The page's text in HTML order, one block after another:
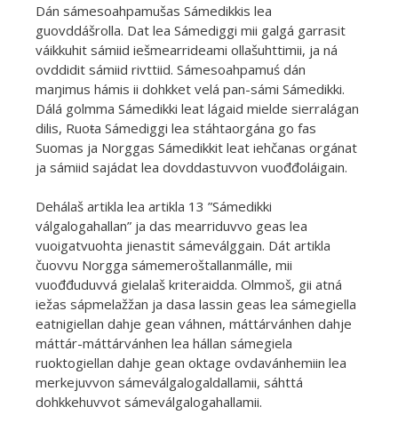
Dán sámesoahpamušas Sámedikkis lea
guovddášrolla. Dat lea Sámediggi mii galgá garrasit
váikkuhit sámiid iešmearrideami ollašuhttimii, ja ná
ovddidit sámiid rivttiid. Sámesoahpamuś dán
maŋimus hámis ii dohkket velá pan-sámi Sámedikki.
Dálá golmma Sámedikki leat lágaid mielde sierralágan
dilis, Ruoŧa Sámediggi lea stáhtaorgána go fas
Suomas ja Norggas Sámedikkit leat iehčanas orgánat
ja sámiid sajádat lea dovddastuvvon vuođđoláigain.
Dehálaš artikla lea artikla 13 ”Sámedikki
válgalogahallan” ja das mearriduvvo geas lea
vuoigatvuohta jienastit sámeválggain. Dát artikla
čuovvu Norgga sámemeroštallanmálle, mii
vuođđuduvvá gielalaš kriteraidda. Olmmoš, gii atná
iežas sápmelažžan ja dasa lassin geas lea sámegiella
eatnigiellan dahje gean váhnen, máttárvánhen dahje
máttár-máttárvánhen lea hállan sámegiela
ruoktogiellan dahje gean oktage ovdavánhemiin lea
merkejuvvon sámeválgalogaldallamii, sáhttá
dohkkehuvvot sámeválgalogahallamii.